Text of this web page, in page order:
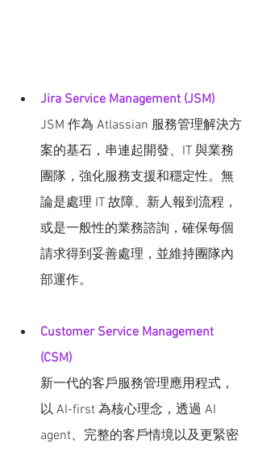
Jira Service Management (JSM)
JSM 作為 Atlassian 服務管理解決方
案的基石，串連起開發、IT 與業務
團隊，強化服務支援和穩定性。無
論是處理 IT 故障、新人報到流程，
或是一般性的業務諮詢，確保每個
請求得到妥善處理，並維持團隊內
部運作。
Customer Service Management
(CSM)
新一代的客戶服務管理應用程式，
以 AI-first 為核心理念，透過 AI
agent、完整的客戶情境以及更緊密